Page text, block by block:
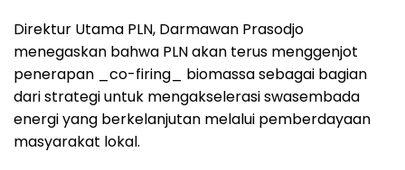
Direktur Utama PLN, Darmawan Prasodjo
menegaskan bahwa PLN akan terus menggenjot
penerapan _co-firing_ biomassa sebagai bagian
dari strategi untuk mengakselerasi swasembada
energi yang berkelanjutan melalui pemberdayaan
masyarakat lokal.